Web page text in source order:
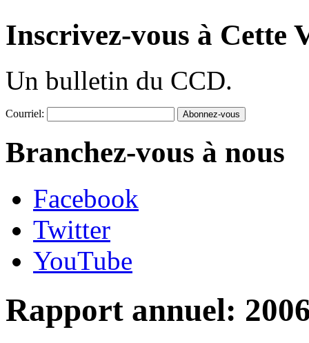
Inscrivez-vous à Cette
Un bulletin du CCD.
Courriel:
Branchez-vous à nous
Facebook
Twitter
YouTube
Rapport annuel: